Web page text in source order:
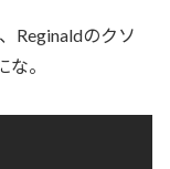
Reginaldのクソ
。